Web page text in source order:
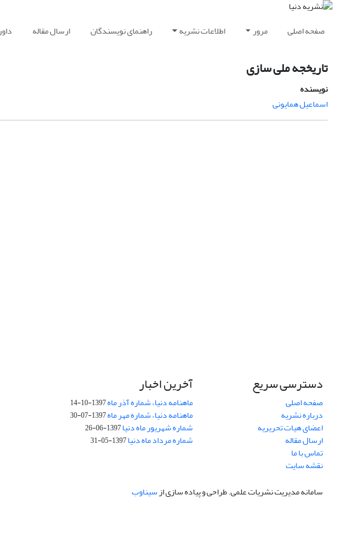
صفحه اصلی مرور اطلاعات نشریه راهنمای نویسندگان ارسال مقاله
تاریخجه ملی سازی
نویسنده
اسماعیل همایونی
دسترسی سریع
صفحه اصلی
درباره نشریه
اعضای هیات تحریریه
ارسال مقاله
تماس با ما
نقشه سایت
آخرین اخبار
ماهنامه دنیا، شماره آذر ماه1397-10-14
ماهنامه دنیا، شماره مهر ماه1397-07-30
شماره شهریور ماه دنیا1397-06-26
شماره مرداد ماه دنیا1397-05-31
سامانه مدیریت نشریات علمی.طراحی و پیاده سازی ازسیناوب